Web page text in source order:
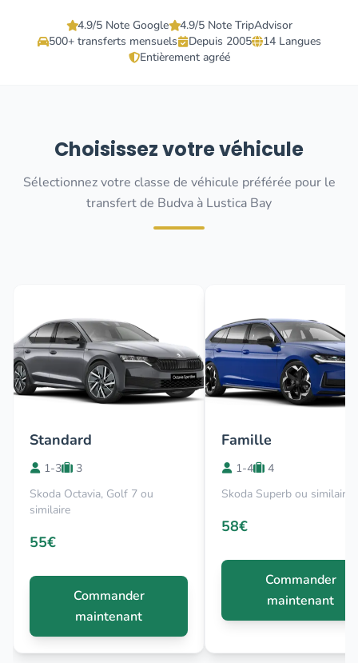
4.9/5 Note Google
4.9/5 Note TripAdvisor
500+ transferts mensuels
Depuis 2005
14 Langues
Entièrement agréé
Choisissez votre véhicule
Sélectionnez votre classe de véhicule préférée pour le
transfert de Budva à Lustica Bay
Standard
1-3
3
Skoda Octavia, Golf 7 ou
similaire
55€
Commander
maintenant
Famille
1-4
4
Skoda Superb ou similaire
58€
Commander
maintenant